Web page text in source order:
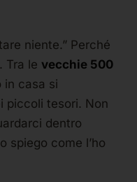
niente.” Perché
Tra le vecchie 500
in casa si
piccoli tesori. Non
dentro
spiego come l’ho